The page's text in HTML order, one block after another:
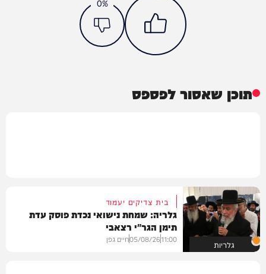
0%
תוכן שאסור לפספס
גלריות
בית צדיקים יעמוד
גלריה: שמחת נישואי נכדת פוסק עדת
תימן הגר"י רצאבי
11:00
05/08/26חיים גפן